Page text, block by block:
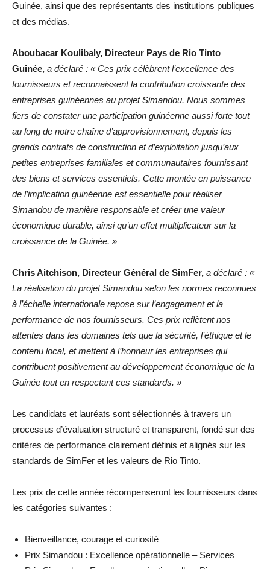
Guinée, ainsi que des représentants des institutions publiques
et des médias.
Aboubacar Koulibaly, Directeur Pays de Rio Tinto
Guinée, a déclaré : « Ces prix célèbrent l’excellence des
fournisseurs et reconnaissent la contribution croissante des
entreprises guinéennes au projet Simandou. Nous sommes
fiers de constater une participation guinéenne aussi forte tout
au long de notre chaîne d’approvisionnement, depuis les
grands contrats de construction et d’exploitation jusqu’aux
petites entreprises familiales et communautaires fournissant
des biens et services essentiels. Cette montée en puissance
de l’implication guinéenne est essentielle pour réaliser
Simandou de manière responsable et créer une valeur
économique durable, ainsi qu’un effet multiplicateur sur la
croissance de la Guinée. »
Chris Aitchison, Directeur Général de SimFer, a déclaré : «
La réalisation du projet Simandou selon les normes reconnues
à l’échelle internationale repose sur l’engagement et la
performance de nos fournisseurs. Ces prix reflètent nos
attentes dans les domaines tels que la sécurité, l’éthique et le
contenu local, et mettent à l’honneur les entreprises qui
contribuent positivement au développement économique de la
Guinée tout en respectant ces standards. »
Les candidats et lauréats sont sélectionnés à travers un
processus d’évaluation structuré et transparent, fondé sur des
critères de performance clairement définis et alignés sur les
standards de SimFer et les valeurs de Rio Tinto.
Les prix de cette année récompenseront les fournisseurs dans
les catégories suivantes :
Bienveillance, courage et curiosité
Prix Simandou : Excellence opérationnelle – Services